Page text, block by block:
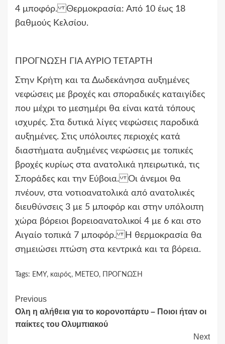
4 μποφόρ. Θερμοκρασία: Από 10 έως 18
βαθμούς Κελσίου.
ΠΡΟΓΝΩΣΗ ΓΙΑ ΑΥΡΙΟ ΤΕΤΑΡΤΗ
Στην Κρήτη και τα Δωδεκάνησα αυξημένες
νεφώσεις με βροχές και σποραδικές καταιγίδες
που μέχρι το μεσημέρι θα είναι κατά τόπους
ισχυρές. Στα δυτικά λίγες νεφώσεις παροδικά
αυξημένες. Στις υπόλοιπες περιοχές κατά
διαστήματα αυξημένες νεφώσεις με τοπικές
βροχές κυρίως στα ανατολικά ηπειρωτικά, τις
Σποράδες και την Εύβοια. Οι άνεμοι θα
πνέουν, στα νοτιοανατολικά από ανατολικές
διευθύνσεις 3 με 5 μποφόρ και στην υπόλοιπη
χώρα βόρειοι βορειοανατολικοί 4 με 6 και στο
Αιγαίο τοπικά 7 μποφόρ. Η θερμοκρασία θα
σημειώσει πτώση στα κεντρικά και τα βόρεια.
Tags: ΕΜΥ, καιρός, ΜΕΤΕΟ, ΠΡΟΓΝΩΣΗ
Continue
Reading
Previous
Ολη η αλήθεια για το κορονοπάρτυ – Ποιοι ήταν οι
παίκτες του Ολυμπιακού
Next